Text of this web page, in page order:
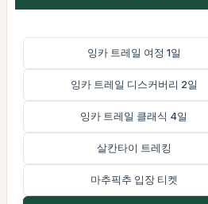
잉카 트레일 여정 1일
잉카 트레일 디스커버리 2일
잉카 트레일 클래식 4일
살칸타이 트레킹
마추픽추 입장 티켓